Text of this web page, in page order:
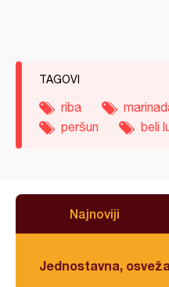
TAGOVI
riba
peršun
beli
Najnoviji
Jednostavna,